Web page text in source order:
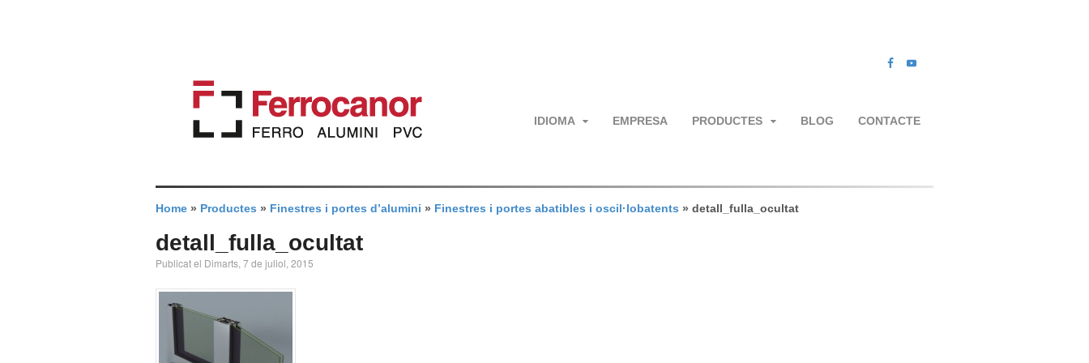
IDIOMA EMPRESA PRODUCTES BLOG CONTACTE
Home » Productes » Finestres i portes d’alumini » Finestres i portes abatibles i oscil·lobatents » detall_fulla_ocultat
detall_fulla_ocultat
Publicat el Dimarts, 7 de juliol, 2015